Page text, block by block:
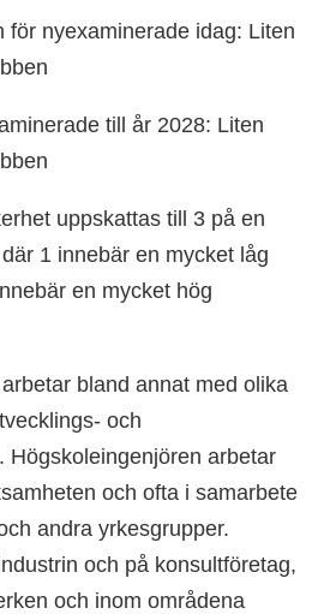
för nyexaminerade idag: Liten
till år 2028: Liten
uppskattas till 3 på en
1 innebär en mycket låg
en mycket hög
bland annat med olika
och
Högskoleingenjören arbetar
och ofta i samarbete
andra yrkesgrupper.
och på konsultföretag,
och inom områdena